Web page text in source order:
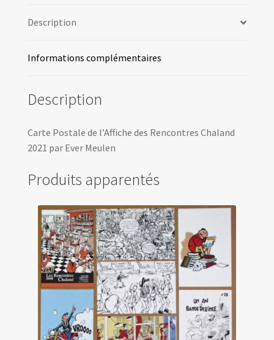
Chaland
Description
Informations complémentaires
Description
Carte Postale de l’Affiche des Rencontres Chaland
2021 par Ever Meulen
Produits apparentés